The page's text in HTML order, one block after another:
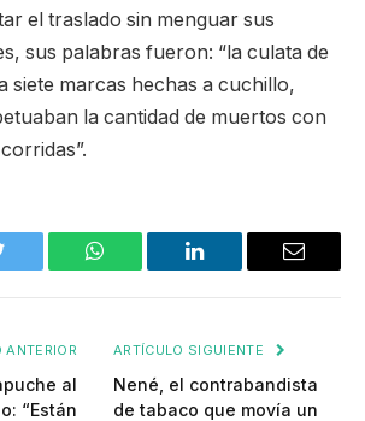
el traslado sin menguar sus
sus palabras fueron: “la culata de
siete marcas hechas a cuchillo,
la cantidad de muertos con
WhatsApp LinkedIn Email
ANTERIOR
al
“Están
ARTÍCULO SIGUIENTE
Nené, el contrabandista
de tabaco que movía un